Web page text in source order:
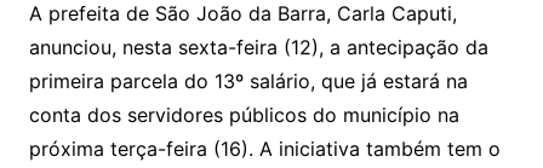
A prefeita de São João da Barra, Carla Caputi,
anunciou, nesta sexta-feira (12), a antecipação da
primeira parcela do 13º salário, que já estará na
conta dos servidores públicos do município na
próxima terça-feira (16). A iniciativa também tem o